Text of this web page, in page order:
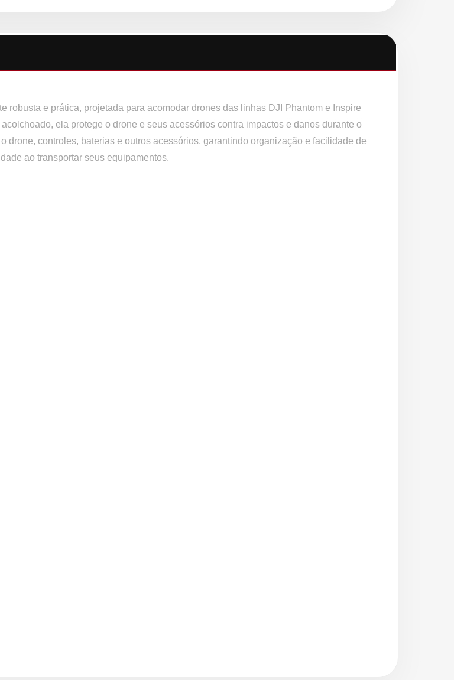
robusta e prática, projetada para acomodar drones das linhas DJI Phantom e Inspire
ela protege o drone e seus acessórios contra impactos e danos durante o
drone, controles, baterias e outros acessórios, garantindo organização e facilidade de
ao transportar seus equipamentos.